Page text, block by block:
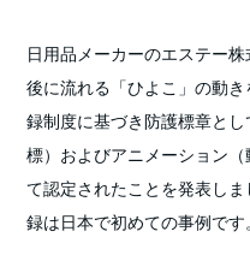
日用品メーカーのエステー
後に流れる「ひよこ」の動
録制度に基づき防護標章と
標）およびアニメーション
て認定されたことを発表し
録は日本で初めての事例です。